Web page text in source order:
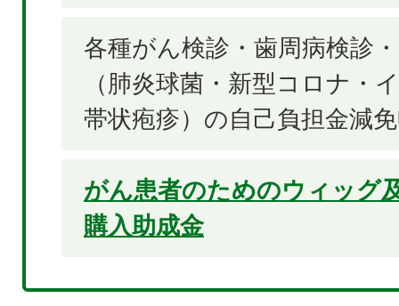
各種がん検診・歯周病検診
（肺炎球菌・新型コロナ・
帯状疱疹）の自己負担金減
がん患者のためのウィッグ
購入助成金